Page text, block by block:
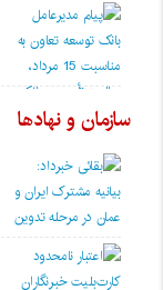
سازمان و نهادها